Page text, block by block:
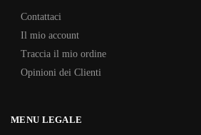
Contattaci
Il mio account
Traccia il mio ordine
Opinioni dei Clienti
MENU LEGALE